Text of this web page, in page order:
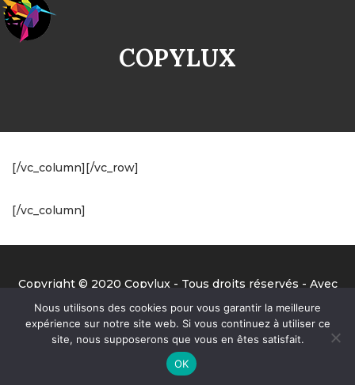
COPYLUX
[/vc_column][/vc_row]
[/vc_column]
Copyright © 2020 Copylux - Tous droits réservés - Avec
la précieuse aide de Benjamin de Big Ben Prod ;-)
Nous utilisons des cookies pour vous garantir la meilleure
expérience sur notre site web. Si vous continuez à utiliser ce
site, nous supposerons que vous en êtes satisfait.
OK